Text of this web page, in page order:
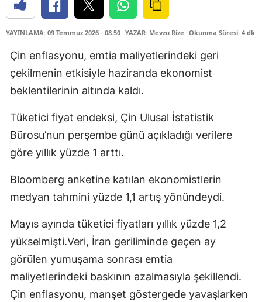
YAYINLAMA: 09 Temmuz 2026 - 08.50 YAZAR: Mevzu Rize Okunma Süresi: 4 dk
Çin enflasyonu, emtia maliyetlerindeki geri
çekilmenin etkisiyle haziranda ekonomist
beklentilerinin altında kaldı.
Tüketici fiyat endeksi, Çin Ulusal İstatistik
Bürosu’nun perşembe günü açıkladığı verilere
göre yıllık yüzde 1 arttı.
Bloomberg anketine katılan ekonomistlerin
medyan tahmini yüzde 1,1 artış yönündeydi.
Mayıs ayında tüketici fiyatları yıllık yüzde 1,2
yükselmişti.Veri, İran geriliminde geçen ay
görülen yumuşama sonrası emtia
maliyetlerindeki baskının azalmasıyla şekillendi.
Çin enflasyonu, manşet göstergede yavaşlarken